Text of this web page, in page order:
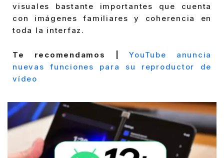
visuales bastante importantes que cuenta
con imágenes familiares y coherencia en
toda la interfaz.
Te recomendamos |YouTube anuncia
nuevas funciones para su reproductor de
vídeo